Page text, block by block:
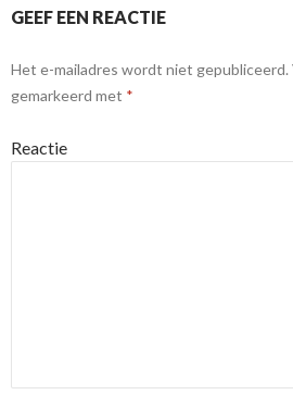
GEEF EEN REACTIE
Het e-mailadres wordt niet gepubliceerd.
gemarkeerd met *
Reactie